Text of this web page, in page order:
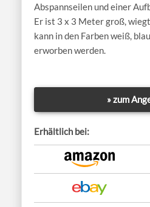
Abspannseilen und einer
Er ist 3 x 3 Meter groß,
kann in den Farben weiß,
erworben werden.
» zum
Erhältlich bei: